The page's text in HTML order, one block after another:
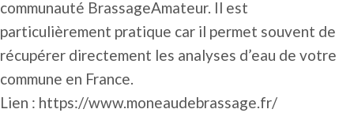
communauté BrassageAmateur. Il est
particulièrement pratique car il permet souvent de
récupérer directement les analyses d’eau de votre
commune en France.
Lien : https://www.moneaudebrassage.fr/